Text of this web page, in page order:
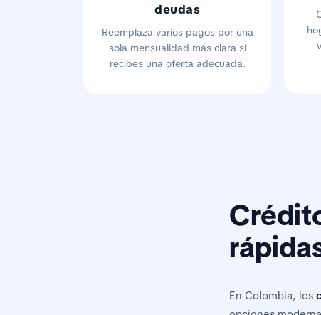
deudas
Reemplaza varios pagos por una
sola mensualidad más clara si
recibes una oferta adecuada.
En Colombia, los